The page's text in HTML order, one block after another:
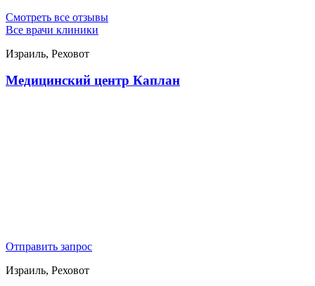
Смотреть все отзывы
Все врачи клиники
Израиль, Реховот
Медицинский центр Каплан
Отправить запрос
Израиль, Реховот